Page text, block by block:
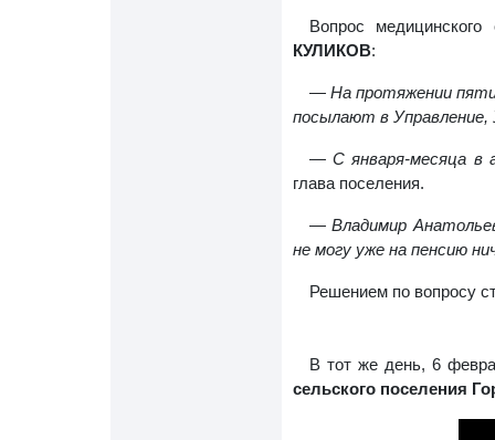
Вопрос
КУЛИКОВ:
—На протяжении
посылают в Управление,
—С января-месяца в
глава поселения.
— Владимир
не могу уже на пенсию
Решением по вопросу
В тот же день, 6
сельского поселения